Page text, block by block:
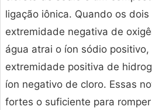
ligação iônica. Quando os
extremidade negativa de
água atrai o íon sódio positivo,
extremidade positiva de
íon negativo de cloro. Essas
fortes o suficiente para